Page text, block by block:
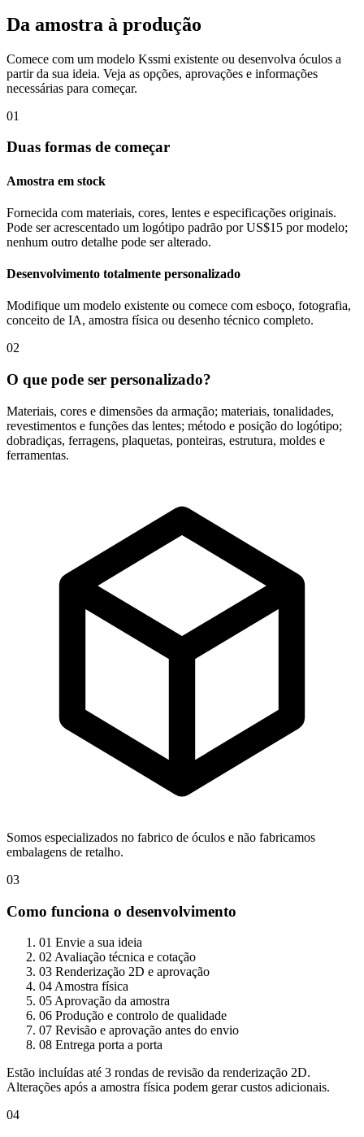
Da amostra à produção
Comece com um modelo Kssmi existente ou desenvolva óculos a
partir da sua ideia. Veja as opções, aprovações e informações
necessárias para começar.
01
Duas formas de começar
Amostra em stock
Fornecida com materiais, cores, lentes e especificações originais.
Pode ser acrescentado um logótipo padrão por US$15 por modelo;
nenhum outro detalhe pode ser alterado.
Desenvolvimento totalmente personalizado
Modifique um modelo existente ou comece com esboço, fotografia,
conceito de IA, amostra física ou desenho técnico completo.
02
O que pode ser personalizado?
Materiais, cores e dimensões da armação; materiais, tonalidades,
revestimentos e funções das lentes; método e posição do logótipo;
dobradiças, ferragens, plaquetas, ponteiras, estrutura, moldes e
ferramentas.
Somos especializados no fabrico de óculos e não fabricamos
embalagens de retalho.
03
Como funciona o desenvolvimento
01 Envie a sua ideia
02 Avaliação técnica e cotação
03 Renderização 2D e aprovação
04 Amostra física
05 Aprovação da amostra
06 Produção e controlo de qualidade
07 Revisão e aprovação antes do envio
08 Entrega porta a porta
Estão incluídas até 3 rondas de revisão da renderização 2D.
Alterações após a amostra física podem gerar custos adicionais.
04